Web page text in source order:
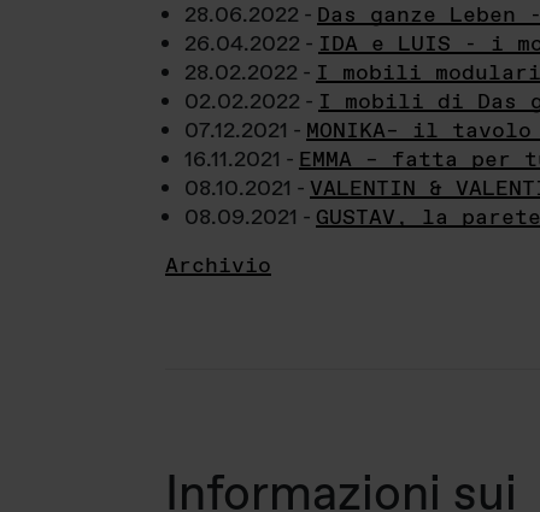
28.06.2022 - Das ganze
26.04.2022 - IDA e LUIS - i
28.02.2022 - I mobili
02.02.2022 - I mobili di Das
07.12.2021 - MONIKA– il
16.11.2021 - EMMA – fatta
08.10.2021 - VALENTIN &
08.09.2021 - GUSTAV, la
Archivio
Informazioni sui